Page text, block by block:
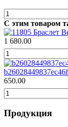
С этим товаром
Браслет
1 680.00
650.00
Продукция